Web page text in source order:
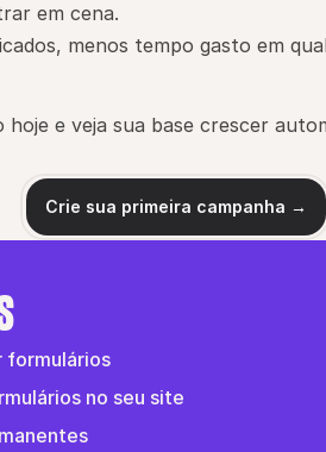
em cena.
menos tempo gasto em
e veja sua base crescer
Crie sua primeira campanha →
formulários
no seu site